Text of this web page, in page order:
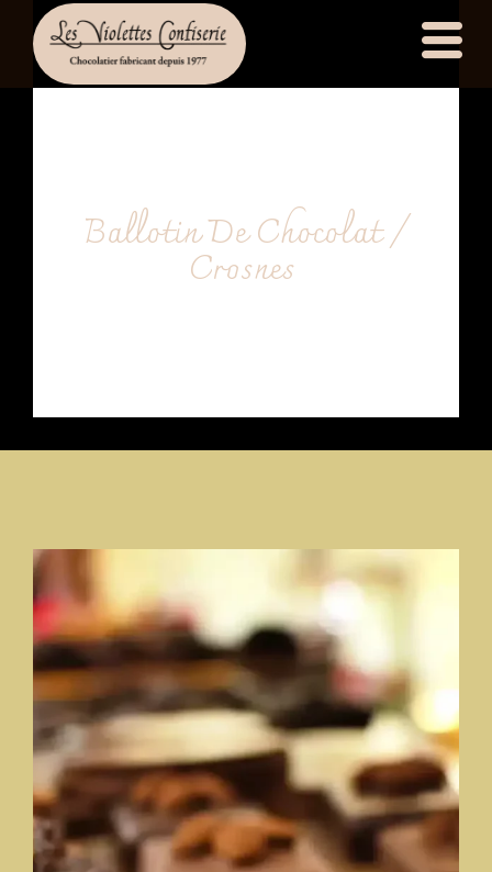
principal
Ballotin De Chocolat /
Crosnes